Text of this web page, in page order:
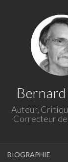
Auteur,
Correcteur
BIOGRAPHIE